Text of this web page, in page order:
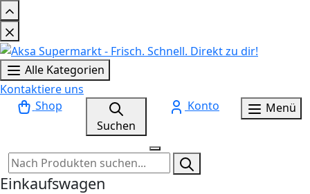
Alle Kategorien
Kontaktiere uns
Shop
Suchen
Konto Menü
Einkaufswagen